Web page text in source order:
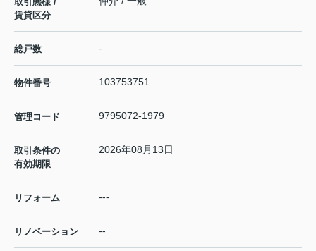
賃貸区分
総戸数 -
物件番号 103753751
管理コード 9795072-1979
取引条件の
有効期限
2026年08月13日
リフォーム ---
リノベーション --